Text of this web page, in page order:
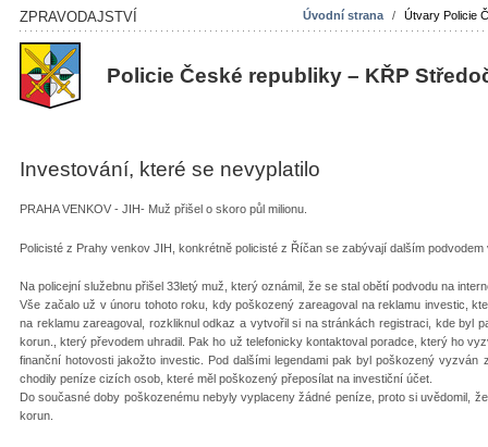
Úvodní strana / Útvary Policie
ZPRAVODAJSTVÍ
Policie České republiky – KŘP
Investování, které se nevyplatilo
PRAHA VENKOV - JIH- Muž přišel o skoro půl milionu.
Policisté z Prahy venkov JIH, konkrétně policisté z Říčan se zabývají dalším
Na policejní služebnu přišel 33letý muž, který oznámil, že se stal obětí podvodu na
Vše začalo už v únoru tohoto roku, kdy poškozený zareagoval na reklamu investic,
na reklamu zareagoval, rozkliknul odkaz a vytvořil si na stránkách registraci, kde byl
korun., který převodem uhradil. Pak ho už telefonicky kontaktoval poradce, který ho
finanční hotovosti jakožto investic. Pod dalšími legendami pak byl poškozený
chodily peníze cizích osob, které měl poškozený přeposílat na investiční účet.
Do současné doby poškozenému nebyly vyplaceny žádné peníze, proto si uvědomil,
korun.